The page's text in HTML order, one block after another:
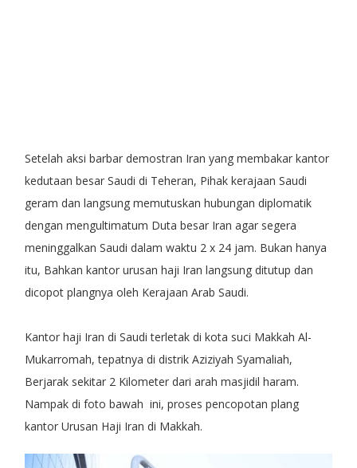
Setelah aksi barbar demostran Iran yang membakar kantor
kedutaan besar Saudi di Teheran, Pihak kerajaan Saudi
geram dan langsung memutuskan hubungan diplomatik
dengan mengultimatum Duta besar Iran agar segera
meninggalkan Saudi dalam waktu 2 x 24 jam. Bukan hanya
itu, Bahkan kantor urusan haji Iran langsung ditutup dan
dicopot plangnya oleh Kerajaan Arab Saudi.
Kantor haji Iran di Saudi terletak di kota suci Makkah Al-
Mukarromah, tepatnya di distrik Aziziyah Syamaliah,
Berjarak sekitar 2 Kilometer dari arah masjidil haram.
Nampak di foto bawah ini, proses pencopotan plang
kantor Urusan Haji Iran di Makkah.